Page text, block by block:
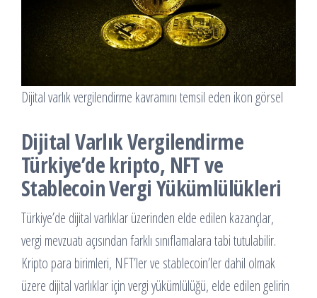
Dijital varlık vergilendirme kavramını temsil eden ikon görsel
Dijital Varlık Vergilendirme
Türkiye’de kripto, NFT ve
Stablecoin Vergi Yükümlülükleri
Türkiye’de dijital varlıklar üzerinden elde edilen kazançlar,
vergi mevzuatı açısından farklı sınıflamalara tabi tutulabilir.
Kripto para birimleri, NFT’ler ve stablecoin’ler dahil olmak
üzere dijital varlıklar için vergi yükümlülüğü, elde edilen gelirin